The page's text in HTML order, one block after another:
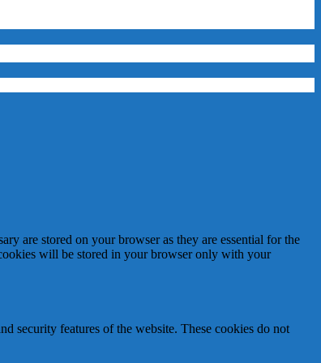
are stored on your browser as they are essential for the
will be stored in your browser only with your
security features of the website. These cookies do not